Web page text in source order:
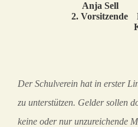
Anja Sell
2. Vorsitzende
Der Schulverein hat in erster
zu unterstützen. Gelder sollen
keine oder nur unzureichende